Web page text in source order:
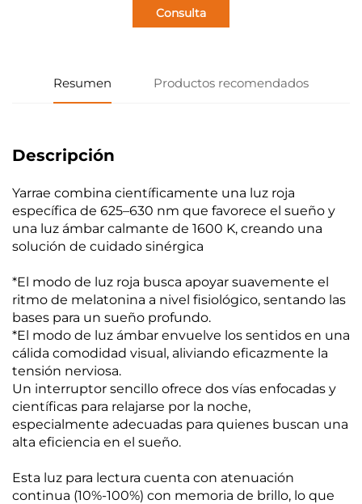
Consulta
Resumen Productos recomendados
Descripción
Yarrae combina científicamente una luz roja
específica de 625–630 nm que favorece el sueño y
una luz ámbar calmante de 1600 K, creando una
solución de cuidado sinérgica
*El modo de luz roja busca apoyar suavemente el
ritmo de melatonina a nivel fisiológico, sentando las
bases para un sueño profundo.
*El modo de luz ámbar envuelve los sentidos en una
cálida comodidad visual, aliviando eficazmente la
tensión nerviosa.
Un interruptor sencillo ofrece dos vías enfocadas y
científicas para relajarse por la noche,
especialmente adecuadas para quienes buscan una
alta eficiencia en el sueño.
Esta luz para lectura cuenta con atenuación
continua (10%-100%) con memoria de brillo, lo que